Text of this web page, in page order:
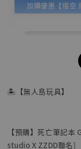
🏝【無人島玩具】
【預購】死亡筆記
studio X ZZDD聯名]